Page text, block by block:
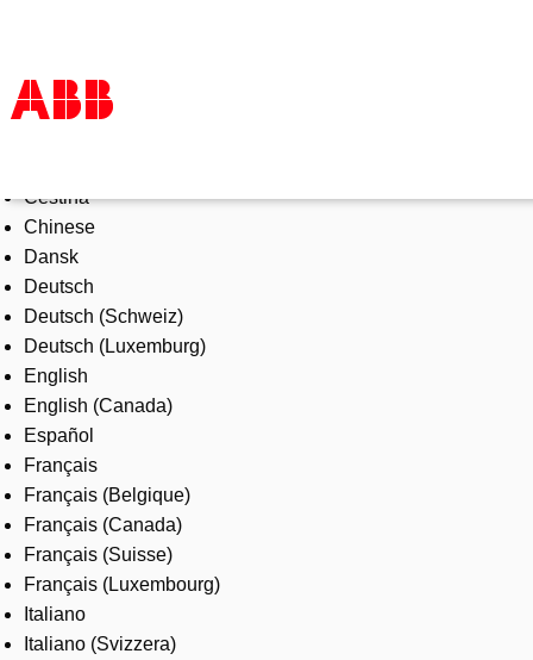
Products & Solutions
Industries
Services
About us
Where to buy
Contact us
Careers
Čeština
Chinese
Dansk
Deutsch
Deutsch (Schweiz)
Deutsch (Luxemburg)
English
English (Canada)
Español
Français
Français (Belgique)
Français (Canada)
Français (Suisse)
Français (Luxembourg)
Italiano
Italiano (Svizzera)